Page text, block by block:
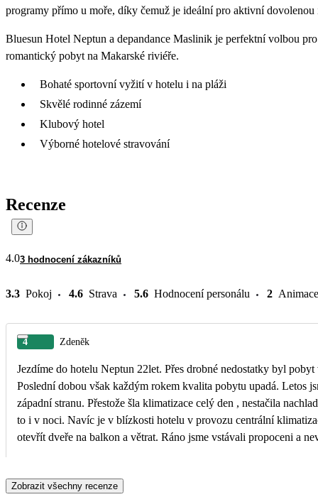
programy přímo u moře, díky čemuž je ideální pro aktivní dovolenou
Bluesun Hotel Neptun a depandance Maslinik je perfektní volbou
romantický pobyt na Makarské riviéře.
Bohaté sportovní vyžití v hotelu i na pláži
Skvělé rodinné zázemí
Klubový hotel
Výborné hotelové stravování
Recenze
4.03 hodnocení zákazníků
3.3 Pokoj 4.6 Strava 5.6 Hodnocení personálu 2 Animace
4 Zdeněk
Jezdíme do hotelu Neptun 22let. Přes drobné nedostatky byl
Poslední dobou však každým rokem kvalita pobytu upadá. Letos
západní stranu. Přestože šla klimatizace celý den , nestačila
to i v noci. Navíc je v blízkosti hotelu v provozu centrální
otevřít dveře na balkon a větrat. Ráno jsme vstávali propoceni a
zákusků byl celkem slušný výběr. V denním baru u bazenu občerstvení standartní, slušný
Zobrazit všechny recenze